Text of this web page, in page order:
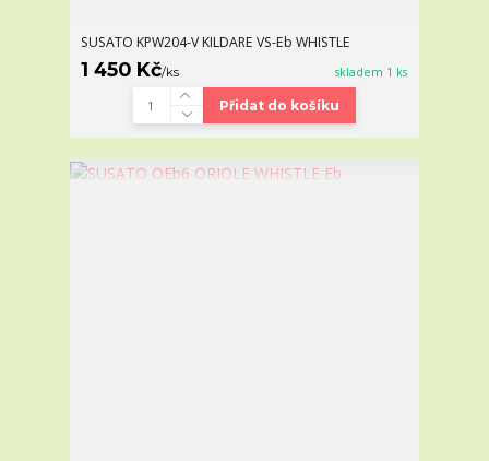
SUSATO KPW204-V KILDARE VS-Eb WHISTLE
1 450 Kč/ks skladem 1 ks
Přidat do košíku